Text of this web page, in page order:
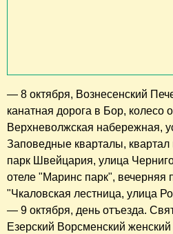
— 8 октября, Вознесенский
канатная дорога в Бор, колесо
Верхневолжская набережная,
Заповедные кварталы, квартал
парк Швейцария, улица
отеле "Маринс парк", вечерняя
"Чкаловская лестница, улица
— 9 октября, день отъезда.
Езерский Ворсменский